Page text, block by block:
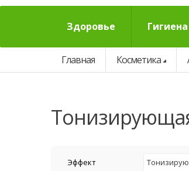
Здоровье Гигиена
Главная Косметика
Эффект